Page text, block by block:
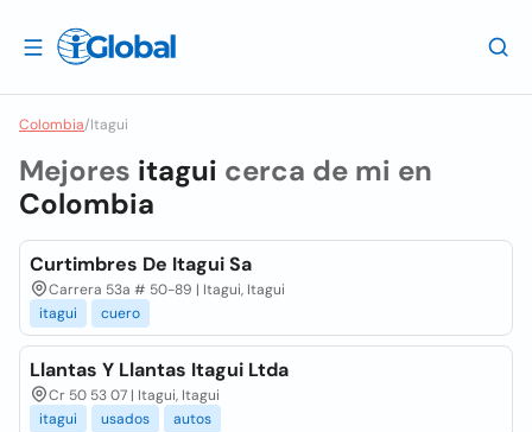
Colombia/Itagui
Mejores itagui cerca de mi en
Colombia
Curtimbres De Itagui Sa
Carrera 53a # 50-89 | Itagui, Itagui
itagui
cuero
Llantas Y Llantas Itagui Ltda
Cr 50 53 07 | Itagui, Itagui
itagui
usados autos